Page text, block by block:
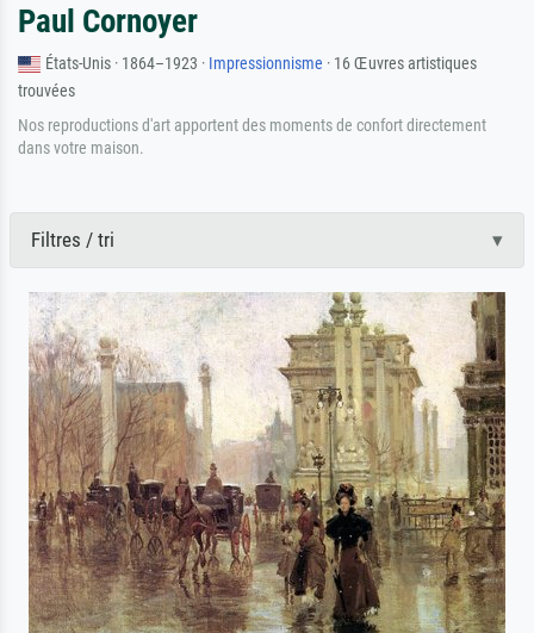
Paul Cornoyer
États-Unis · 1864–1923 · Impressionnisme · 16 Œuvres artistiques
trouvées
Nos reproductions d'art apportent des moments de confort directement
dans votre maison.
Filtres / tri